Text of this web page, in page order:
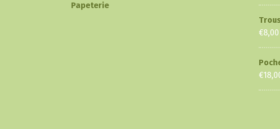
Papeterie
€8,00
€